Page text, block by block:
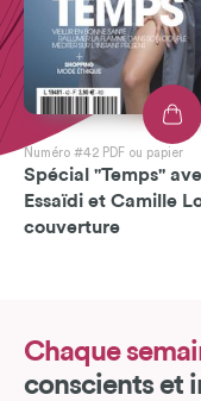
Numéro #42 PDF ou papier
Spécial "Temps"
Essaïdi et Camille
couverture
Chaque
conscients et